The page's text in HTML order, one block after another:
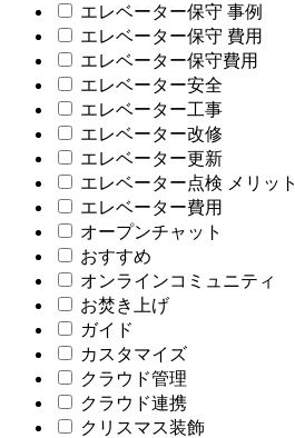
エレベーター保守 事例
エレベーター保守 費用
エレベーター保守費用
エレベーター安全
エレベーター工事
エレベーター改修
エレベーター更新
エレベーター点検 メリット
エレベーター費用
オープンチャット
おすすめ
オンラインコミュニティ
お焚き上げ
ガイド
カスタマイズ
クラウド管理
クラウド連携
クリスマス装飾